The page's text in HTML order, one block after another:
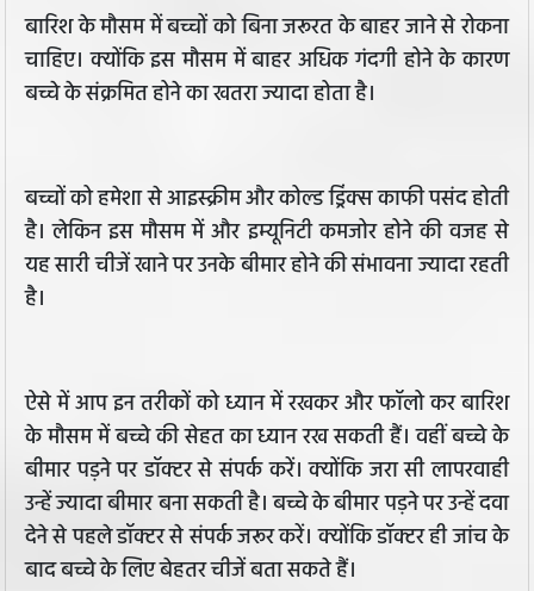
बारिश के मौसम में बच्चों को बिना जरूरत के बाहर जाने से रोकना
चाहिए। क्योंकि इस मौसम में बाहर अधिक गंदगी होने के कारण
बच्चे के संक्रमित होने का खतरा ज्यादा होता है।
बच्चों को हमेशा से आइस्क्रीम और कोल्ड ड्रिंक्स काफी पसंद होती
है। लेकिन इस मौसम में और इम्यूनिटी कमजोर होने की वजह से
यह सारी चीजें खाने पर उनके बीमार होने की संभावना ज्यादा रहती
है।
ऐसे में आप इन तरीकों को ध्यान में रखकर और फॉलो कर बारिश
के मौसम में बच्चे की सेहत का ध्यान रख सकती हैं। वहीं बच्चे के
बीमार पड़ने पर डॉक्टर से संपर्क करें। क्योंकि जरा सी लापरवाही
उन्हें ज्यादा बीमार बना सकती है। बच्चे के बीमार पड़ने पर उन्हें दवा
देने से पहले डॉक्टर से संपर्क जरूर करें। क्योंकि डॉक्टर ही जांच के
बाद बच्चे के लिए बेहतर चीजें बता सकते हैं।